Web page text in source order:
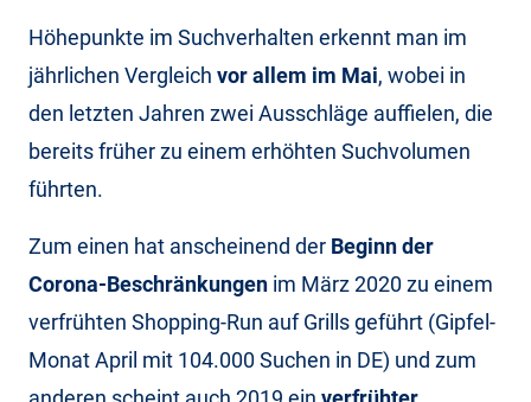
Höhepunkte im Suchverhalten erkennt man im
jährlichen Vergleich vor allem im Mai, wobei in
den letzten Jahren zwei Ausschläge auffielen, die
bereits früher zu einem erhöhten Suchvolumen
führten.
Zum einen hat anscheinend der Beginn der
Corona-Beschränkungen im März 2020 zu einem
verfrühten Shopping-Run auf Grills geführt (Gipfel-
Monat April mit 104.000 Suchen in DE) und zum